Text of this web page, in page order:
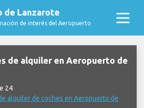
de Lanzarote
de interés del Aeropuerto
de alquiler en Aeropuerto de
24
alquiler de coches en Aeropuerto de